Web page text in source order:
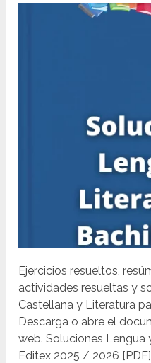
Ejercicios resueltos,
actividades resueltas y
Castellana y Literatura
Descarga o abre el
web. Soluciones Lengua
Editex 2025 / 2026 [PDF]